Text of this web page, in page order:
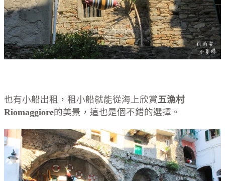
也有小船出租，租小船就能從海上欣賞五漁村
Riomaggiore的美景，這也是個不錯的選擇。